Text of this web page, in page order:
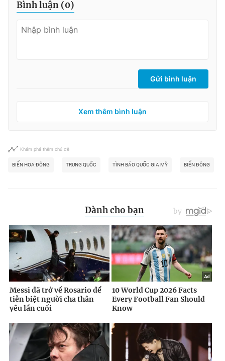
Bình luận (0)
Gửi bình luận
Xem thêm bình luận
Khám phá thêm chủ đề
BIỂN HOA ĐÔNG TRUNG QUỐC TÌNH BÁO QUỐC GIA MỸ BIỂN ĐÔNG